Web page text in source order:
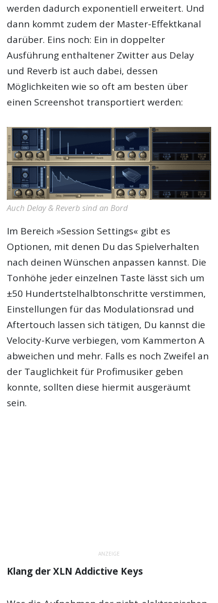
werden dadurch exponentiell erweitert. Und
dann kommt zudem der Master-Effektkanal
darüber. Eins noch: Ein in doppelter
Ausführung enthaltener Zwitter aus Delay
und Reverb ist auch dabei, dessen
Möglichkeiten wie so oft am besten über
einen Screenshot transportiert werden:
Auch Delay & Reverb sind an Bord
Im Bereich »Session Settings« gibt es
Optionen, mit denen Du das Spielverhalten
nach deinen Wünschen anpassen kannst. Die
Tonhöhe jeder einzelnen Taste lässt sich um
±50 Hundertstelhalbtonschritte verstimmen,
Einstellungen für das Modulationsrad und
Aftertouch lassen sich tätigen, Du kannst die
Velocity-Kurve verbiegen, vom Kammerton A
abweichen und mehr. Falls es noch Zweifel an
der Tauglichkeit für Profimusiker geben
konnte, sollten diese hiermit ausgeräumt
sein.
ANZEIGE
Klang der XLN Addictive Keys